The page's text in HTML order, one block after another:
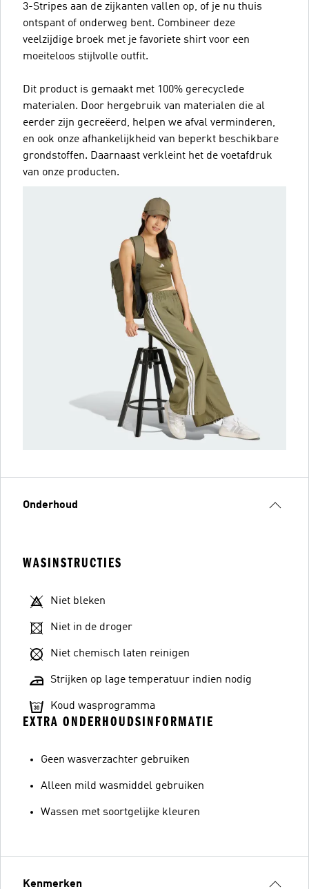
3-Stripes aan de zijkanten vallen op, of je nu thuis
ontspant of onderweg bent. Combineer deze
veelzijdige broek met je favoriete shirt voor een
moeiteloos stijlvolle outfit.
Dit product is gemaakt met 100% gerecyclede
materialen. Door hergebruik van materialen die al
eerder zijn gecreëerd, helpen we afval verminderen,
en ook onze afhankelijkheid van beperkt beschikbare
grondstoffen. Daarnaast verkleint het de voetafdruk
van onze producten.
Onderhoud
WASINSTRUCTIES
Niet bleken
Niet in de droger
Niet chemisch laten reinigen
Strijken op lage temperatuur indien nodig
Koud wasprogramma
EXTRA ONDERHOUDSINFORMATIE
Geen wasverzachter gebruiken
Alleen mild wasmiddel gebruiken
Wassen met soortgelijke kleuren
Kenmerken